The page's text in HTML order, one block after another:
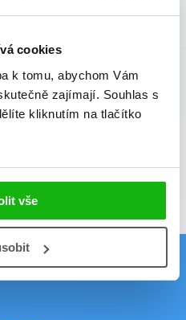
cookies
k tomu, abychom Vám
zajímají. Souhlas s
kliknutím na tlačítko
vše
osobních údajů